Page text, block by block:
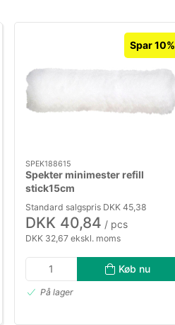
Spar 10%
SPEK188615
Spekter minimester refill
stick15cm
Standard salgspris DKK 45,38
DKK 40,84 / pcs
DKK 32,67 ekskl. moms
Køb nu
På lager